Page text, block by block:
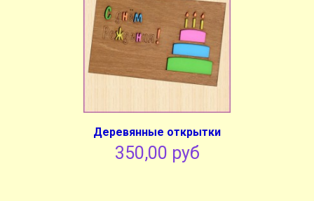
Деревянные открытки
350,00 руб